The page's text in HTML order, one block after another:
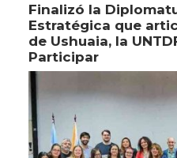
Finalizó la
Estratégica que
de Ushuaia, la
Participar